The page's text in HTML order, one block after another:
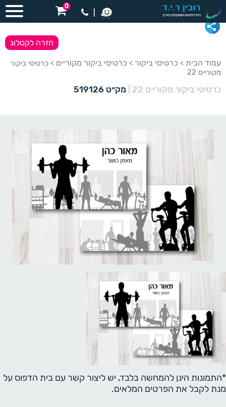
0
עמוד הבית > כרטיסי ביקור > כרטיסי ביקור מקוריים > כרטיסי ביקור
מקוריים 22
כרטיסי ביקור מקוריים 22 מק״ט 519126
חזרה לקטלוג
*התמונות הינן להמחשה בלבד, יש ליצור קשר עם בית הדפוס על
מנת לקבל את הפרטים המלאים.